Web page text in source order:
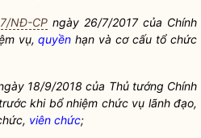
NĐ-CPngày 26/7/2017 của Chính
vụ,quyền hạn và cơ cấu tổ chức
18/9/2018 của Thủ tướng Chính
khi bổ nhiệm chức vụ lãnh đạo,
viên chức;